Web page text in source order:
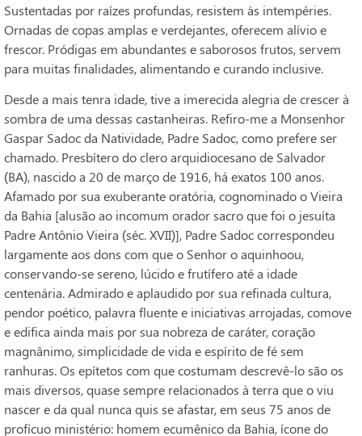
Sustentadas por raízes profundas, resistem às intempéries.
Ornadas de copas amplas e verdejantes, oferecem alívio e
frescor. Pródigas em abundantes e saborosos frutos, servem
para muitas finalidades, alimentando e curando inclusive.
Desde a mais tenra idade, tive a imerecida alegria de crescer à
sombra de uma dessas castanheiras. Refiro-me a Monsenhor
Gaspar Sadoc da Natividade, Padre Sadoc, como prefere ser
chamado. Presbítero do clero arquidiocesano de Salvador
(BA), nascido a 20 de março de 1916, há exatos 100 anos.
Afamado por sua exuberante oratória, cognominado o Vieira
da Bahia [alusão ao incomum orador sacro que foi o jesuíta
Padre Antônio Vieira (séc. XVII)], Padre Sadoc correspondeu
largamente aos dons com que o Senhor o aquinhoou,
conservando-se sereno, lúcido e frutífero até a idade
centenária. Admirado e aplaudido por sua refinada cultura,
pendor poético, palavra fluente e iniciativas arrojadas, comove
e edifica ainda mais por sua nobreza de caráter, coração
magnânimo, simplicidade de vida e espírito de fé sem
ranhuras. Os epítetos com que costumam descrevê-lo são os
mais diversos, quase sempre relacionados à terra que o viu
nascer e da qual nunca quis se afastar, em seus 75 anos de
profícuo ministério: homem ecumênico da Bahia, ícone do